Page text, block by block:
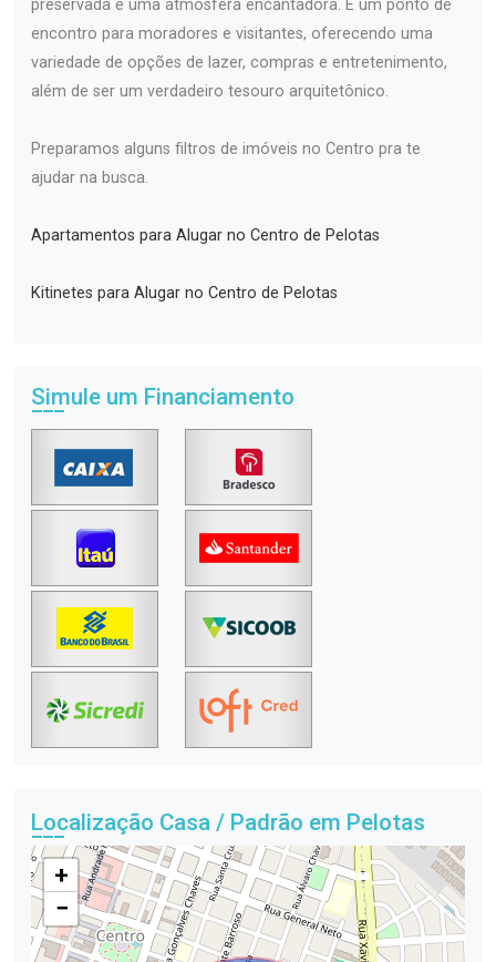
preservada e uma atmosfera encantadora. É um ponto de
encontro para moradores e visitantes, oferecendo uma
variedade de opções de lazer, compras e entretenimento,
além de ser um verdadeiro tesouro arquitetônico.
Preparamos alguns filtros de imóveis no Centro pra te
ajudar na busca.
Apartamentos para Alugar no Centro de Pelotas
Kitinetes para Alugar no Centro de Pelotas
Simule um Financiamento
Localização Casa / Padrão em Pelotas
+
−